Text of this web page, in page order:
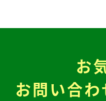
お
お問い合わ